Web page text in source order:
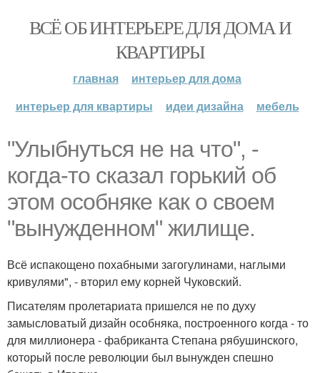
ВСЁ ОБ ИНТЕРЬЕРЕ ДЛЯ ДОМА И
КВАРТИРЫ
главная
интерьер для дома
интерьер для квартиры
идеи дизайна мебель
"Улыбнуться не на что", -
когда-то сказал горький об
этом особняке как о своем
"вынужденном" жилище.
Всё испакощено похабными загогулинами, наглыми
кривулями", - вторил ему корней Чуковский.
Писателям пролетариата пришелся не по духу
замысловатый дизайн особняка, построенного когда - то
для миллионера - фабриканта Степана рябушинского,
который после революции был вынужден спешно